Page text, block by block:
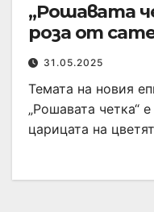
„Рошавата
роза от
31.05.2025
Темата на новия
„Рошавата четка“
царицата на